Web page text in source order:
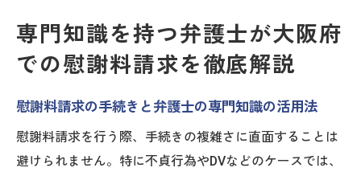
専門知識を持つ弁護士が大阪府
での慰謝料請求を徹底解説
慰謝料請求の手続きと弁護士の専門知識の活用法
慰謝料請求を行う際、手続きの複雑さに直面することは
避けられません。特に不貞行為やDVなどのケースでは、